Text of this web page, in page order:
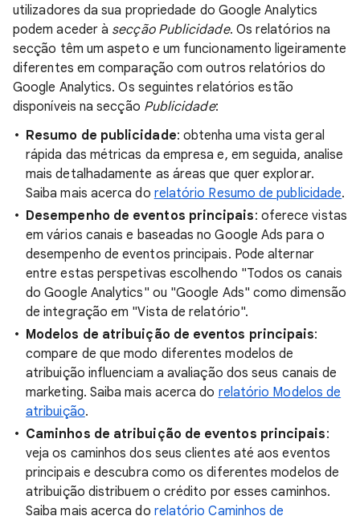
utilizadores da sua propriedade do Google Analytics
podem aceder à secção Publicidade. Os relatórios na
secção têm um aspeto e um funcionamento ligeiramente
diferentes em comparação com outros relatórios do
Google Analytics. Os seguintes relatórios estão
disponíveis na secção Publicidade:
Resumo de publicidade: obtenha uma vista geral
rápida das métricas da empresa e, em seguida, analise
mais detalhadamente as áreas que quer explorar.
Saiba mais acerca do relatório Resumo de publicidade.
Desempenho de eventos principais: oferece vistas
em vários canais e baseadas no Google Ads para o
desempenho de eventos principais. Pode alternar
entre estas perspetivas escolhendo "Todos os canais
do Google Analytics" ou "Google Ads" como dimensão
de integração em "Vista de relatório".
Modelos de atribuição de eventos principais:
compare de que modo diferentes modelos de
atribuição influenciam a avaliação dos seus canais de
marketing. Saiba mais acerca do relatório Modelos de
atribuição.
Caminhos de atribuição de eventos principais:
veja os caminhos dos seus clientes até aos eventos
principais e descubra como os diferentes modelos de
atribuição distribuem o crédito por esses caminhos.
Saiba mais acerca do relatório Caminhos de